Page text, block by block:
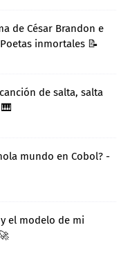
de César Brandon e
inmortales 📝
de salta, salta
mundo en Cobol? -
el modelo de mi